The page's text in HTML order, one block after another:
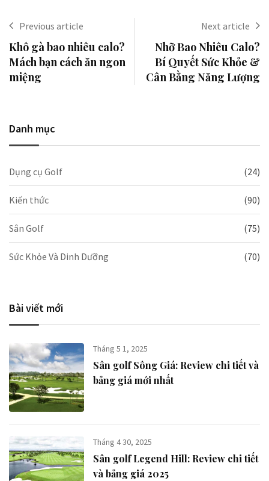
Previous article
Khô gà bao nhiêu calo?
Mách bạn cách ăn ngon
miệng
Next article
Nhỡ Bao Nhiêu Calo?
Bí Quyết Sức Khỏe &
Cân Bằng Năng Lượng
Danh mục
Dụng cụ Golf (24)
Kiến thức (90)
Sân Golf (75)
Sức Khỏe Và Dinh Dưỡng (70)
Bài viết mới
Tháng 5 1, 2025
Sân golf Sông Giá​: Review chi tiết và
bảng giá mới nhất
Tháng 4 30, 2025
Sân golf Legend Hill​: Review chi tiết
và bảng giá 2025